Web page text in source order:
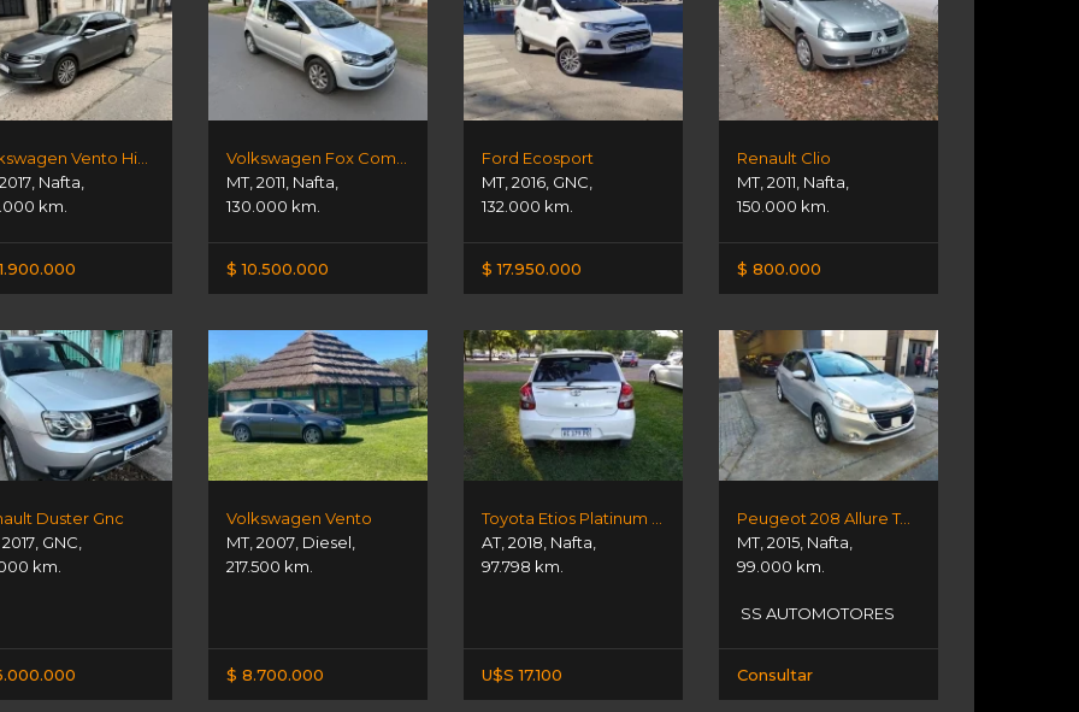
Volkswagen Vento Highline 1.4t At
, Nafta
km.
MT,2011 Nafta
130.000 km.
$ 10.500.000
Ford Ecosport
MT,2016 GNC
132.000 km.
$ 17.950.000
Renault Clio
MT,2011 Nafta
150.000 km.
$ 800.000
Duster Gnc
2017, GNC
km.
Volkswagen Vento
MT,2007 Diesel
217.500 km.
$ 8.700.000
AT,2018 Nafta
97.798 km.
U$S 17.100
Peugeot 208 Allure Touch
MT,2015 Nafta
99.000 km.
SS AUTOMOTORES
Consultar